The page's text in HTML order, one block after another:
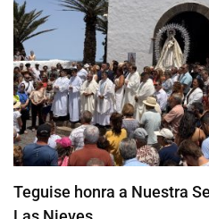
Teguise honra a Nuestra